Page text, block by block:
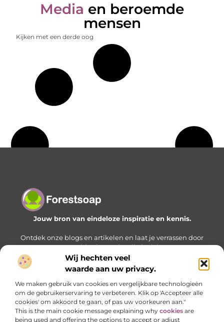
Wij hechten veel
waarde aan uw privacy.
We maken gebruik van cookies en vergelijkbare technologieën
om de gebruikerservaring te verbeteren. Klik op 'Accepteer alle
cookies' om akkoord te gaan, of pas uw voorkeuren aan."
This is the main cookie message explaining why cookies are
being used and offering the options to accept or adjust
Media en beroemde
mensen
Kijken met een derde oog
Jouw bron van eindeloze inspiratie en kennis.
Ontdek onze blogs en artikelen en laat je verrassen door
een wereld vol waardevolle inzichten.
Bericht categorie
Onze informatie